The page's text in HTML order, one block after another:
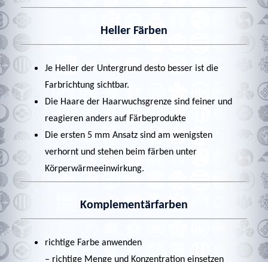
Heller Färben
Je Heller der Untergrund desto besser ist die
Farbrichtung sichtbar.
Die Haare der Haarwuchsgrenze sind feiner und
reagieren anders auf Färbeprodukte
Die ersten 5 mm Ansatz sind am wenigsten
verhornt und stehen beim färben unter
Körperwärmeeinwirkung.
Komplementärfarben
richtige Farbe anwenden
– richtige Menge und Konzentration einsetzen